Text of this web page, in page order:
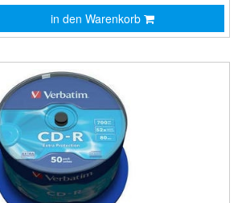
in den Warenkorb